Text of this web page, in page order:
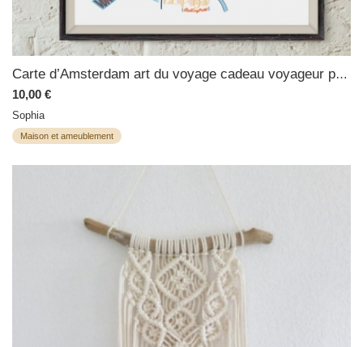
Carte d’Amsterdam art du voyage cadeau voyageur poster ville Hollande poster
10,00 €
Sophia
Maison et ameublement